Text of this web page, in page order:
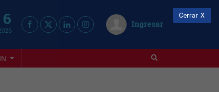
Ingresar
Cerrar